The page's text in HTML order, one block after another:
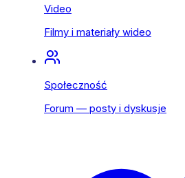
Video
Filmy i materiały wideo
Społeczność
Forum — posty i dyskusje